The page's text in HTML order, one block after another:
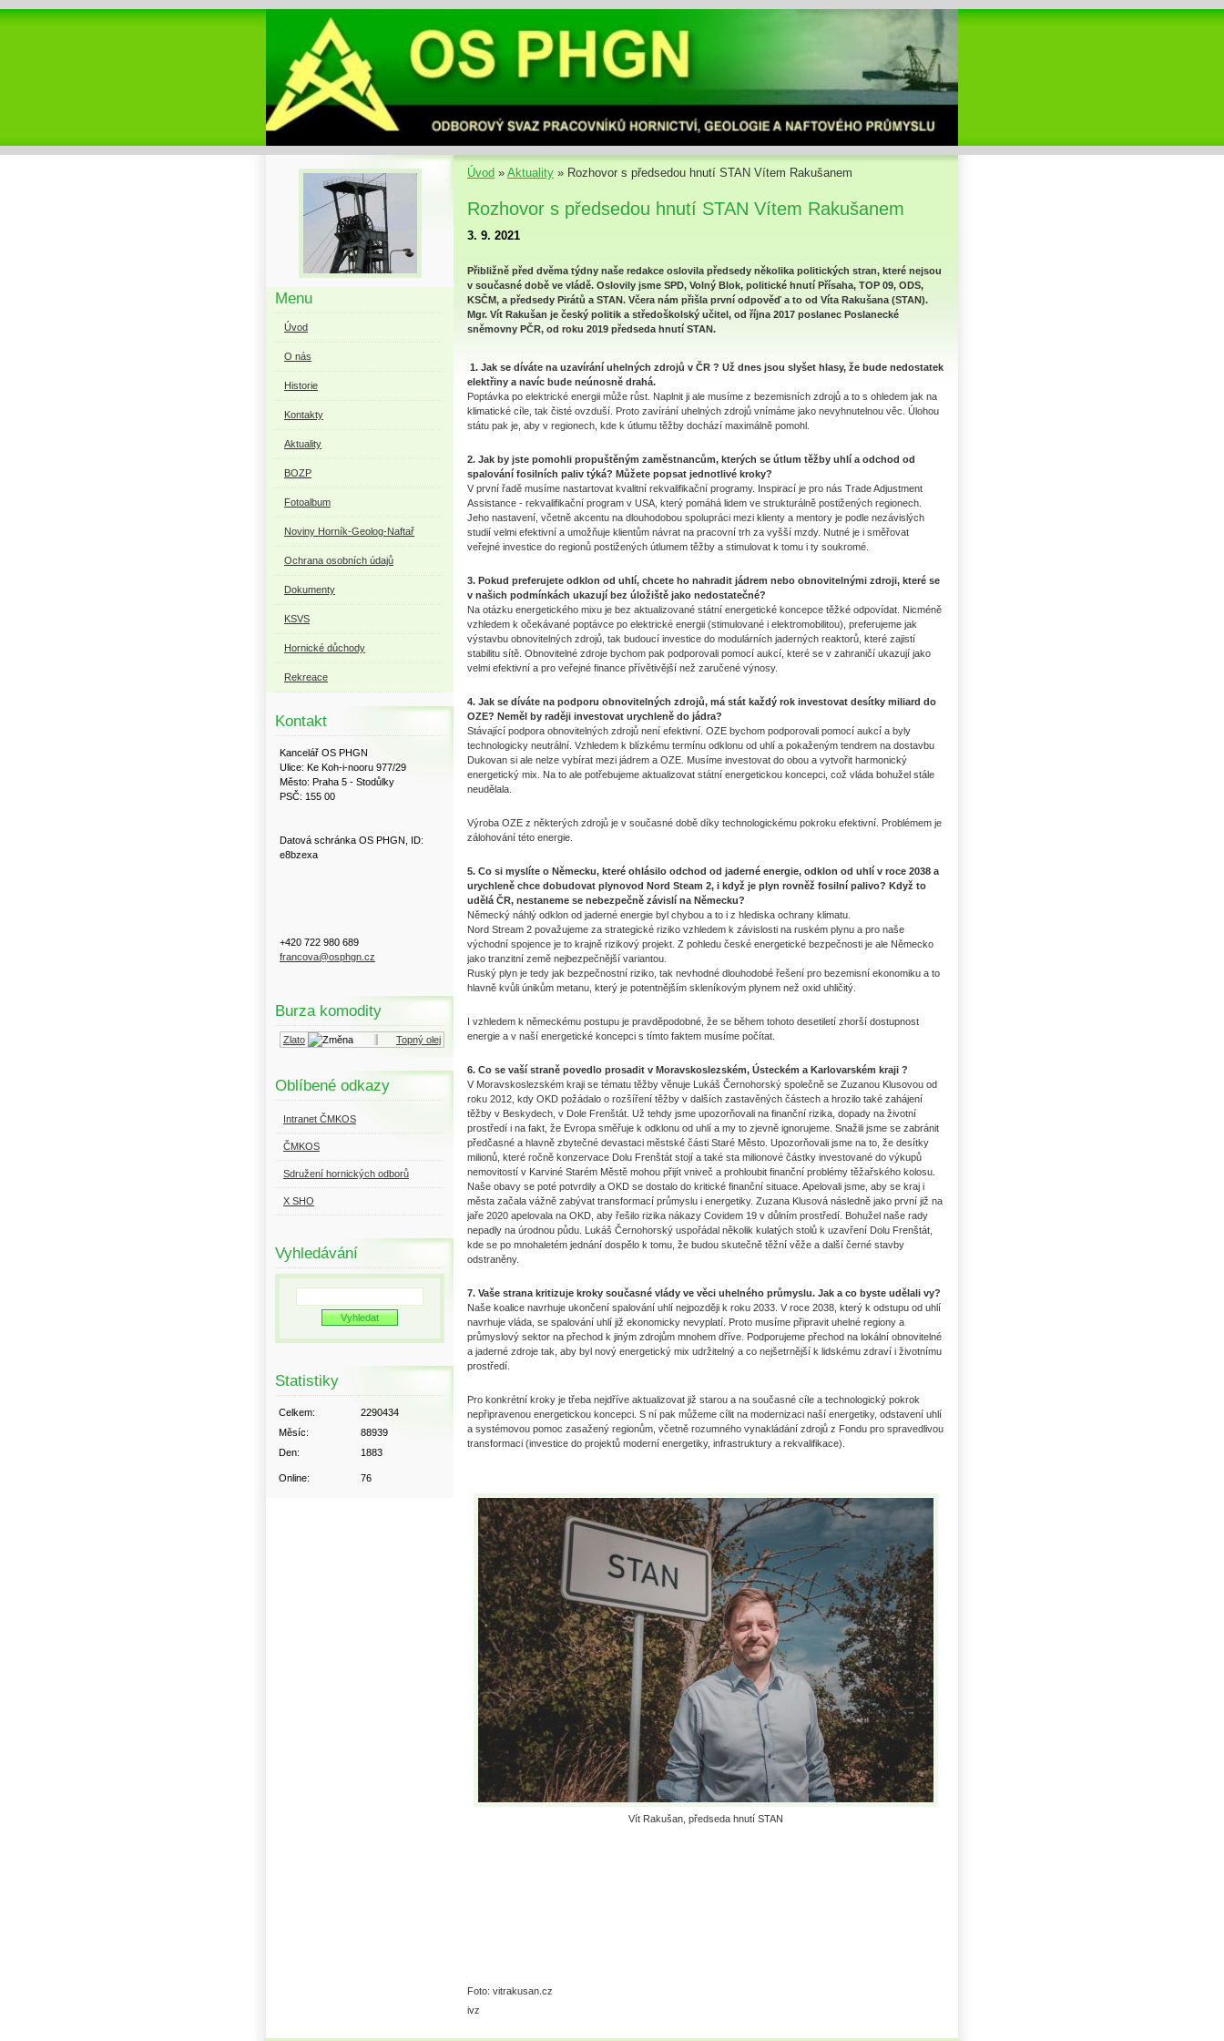
Úvod » Aktuality » Rozhovor s předsedou hnutí STAN Vítem Rakušanem
Rozhovor s předsedou hnutí STAN Vítem Rakušanem
3. 9. 2021
Přibližně před dvěma týdny naše redakce oslovila předsedy několika politických stran, které nejsou
v současné době ve vládě. Oslovily jsme SPD, Volný Blok, politické hnutí Přísaha, TOP 09, ODS,
KSČM, a předsedy Pirátů a STAN. Včera nám přišla první odpověď a to od Víta Rakušana (STAN).
Mgr. Vít Rakušan je český politik a středoškolský učitel, od října 2017 poslanec Poslanecké
sněmovny PČR, od roku 2019 předseda hnutí STAN.
1. Jak se díváte na uzavírání uhelných zdrojů v ČR ? Už dnes jsou slyšet hlasy, že bude nedostatek
elektřiny a navíc bude neúnosně drahá.
Poptávka po elektrické energii může růst. Naplnit ji ale musíme z bezemisních zdrojů a to s ohledem jak na
klimatické cíle, tak čisté ovzduší. Proto zavírání uhelných zdrojů vnímáme jako nevyhnutelnou věc. Úlohou
státu pak je, aby v regionech, kde k útlumu těžby dochází maximálně pomohl.
2. Jak by jste pomohli propuštěným zaměstnancům, kterých se útlum těžby uhlí a odchod od
spalování fosilních paliv týká? Můžete popsat jednotlivé kroky?
V první řadě musíme nastartovat kvalitní rekvalifikační programy. Inspirací je pro nás Trade Adjustment
Assistance - rekvalifikační program v USA, který pomáhá lidem ve strukturálně postižených regionech.
Jeho nastavení, včetně akcentu na dlouhodobou spolupráci mezi klienty a mentory je podle nezávislých
studií velmi efektivní a umožňuje klientům návrat na pracovní trh za vyšší mzdy. Nutné je i směřovat
veřejné investice do regionů postižených útlumem těžby a stimulovat k tomu i ty soukromé.
3. Pokud preferujete odklon od uhlí, chcete ho nahradit jádrem nebo obnovitelnými zdroji, které se
v našich podmínkách ukazují bez úložiště jako nedostatečné?
Na otázku energetického mixu je bez aktualizované státní energetické koncepce těžké odpovídat. Nicméně
vzhledem k očekávané poptávce po elektrické energii (stimulované i elektromobilitou), preferujeme jak
výstavbu obnovitelných zdrojů, tak budoucí investice do modulárních jaderných reaktorů, které zajistí
stabilitu sítě. Obnovitelné zdroje bychom pak podporovali pomocí aukcí, které se v zahraničí ukazují jako
velmi efektivní a pro veřejné finance přívětivější než zaručené výnosy.
4. Jak se díváte na podporu obnovitelných zdrojů, má stát každý rok investovat desítky miliard do
OZE? Neměl by raději investovat urychleně do jádra?
Stávající podpora obnovitelných zdrojů není efektivní. OZE bychom podporovali pomocí aukcí a byly
technologicky neutrální. Vzhledem k blízkému termínu odklonu od uhlí a pokaženým tendrem na dostavbu
Dukovan si ale nelze vybírat mezi jádrem a OZE. Musíme investovat do obou a vytvořit harmonický
energetický mix. Na to ale potřebujeme aktualizovat státní energetickou koncepci, což vláda bohužel stále
neudělala.
Výroba OZE z některých zdrojů je v současné době díky technologickému pokroku efektivní. Problémem je
zálohování této energie.
5. Co si myslíte o Německu, které ohlásilo odchod od jaderné energie, odklon od uhlí v roce 2038 a
urychleně chce dobudovat plynovod Nord Steam 2, i když je plyn rovněž fosilní palivo? Když to
udělá ČR, nestaneme se nebezpečně závislí na Německu?
Německý náhlý odklon od jaderné energie byl chybou a to i z hlediska ochrany klimatu.
Nord Stream 2 považujeme za strategické riziko vzhledem k závislosti na ruském plynu a pro naše
východní spojence je to krajně rizikový projekt. Z pohledu české energetické bezpečnosti je ale Německo
jako tranzitní země nejbezpečnější variantou.
Ruský plyn je tedy jak bezpečnostní riziko, tak nevhodné dlouhodobé řešení pro bezemisní ekonomiku a to
hlavně kvůli únikům metanu, který je potentnějším skleníkovým plynem než oxid uhličitý.
I vzhledem k německému postupu je pravděpodobné, že se během tohoto desetiletí zhorší dostupnost
energie a v naší energetické koncepci s tímto faktem musíme počítat.
6. Co se vaší straně povedlo prosadit v Moravskoslezském, Ústeckém a Karlovarském kraji ?
V Moravskoslezském kraji se tématu těžby věnuje Lukáš Černohorský společně se Zuzanou Klusovou od
roku 2012, kdy OKD požádalo o rozšíření těžby v dalších zastavěných částech a hrozilo také zahájení
těžby v Beskydech, v Dole Frenštát. Už tehdy jsme upozorňovali na finanční rizika, dopady na životní
prostředí i na fakt, že Evropa směřuje k odklonu od uhlí a my to zjevně ignorujeme. Snažili jsme se zabránit
předčasné a hlavně zbytečné devastaci městské části Staré Město. Upozorňovali jsme na to, že desítky
milionů, které ročně konzervace Dolu Frenštát stojí a také sta milionové částky investované do výkupů
nemovitostí v Karviné Starém Městě mohou přijít vniveč a prohloubit finanční problémy těžařského kolosu.
Naše obavy se poté potvrdily a OKD se dostalo do kritické finanční situace. Apelovali jsme, aby se kraj i
města začala vážně zabývat transformací průmyslu i energetiky. Zuzana Klusová následně jako první již na
jaře 2020 apelovala na OKD, aby řešilo rizika nákazy Covidem 19 v důlním prostředí. Bohužel naše rady
nepadly na úrodnou půdu. Lukáš Černohorský uspořádal několik kulatých stolů k uzavření Dolu Frenštát,
kde se po mnohaletém jednání dospělo k tomu, že budou skutečně těžní věže a další černé stavby
odstraněny.
7. Vaše strana kritizuje kroky současné vlády ve věci uhelného průmyslu. Jak a co byste udělali vy?
Naše koalice navrhuje ukončení spalování uhlí nejpozději k roku 2033. V roce 2038, který k odstupu od uhlí
navrhuje vláda, se spalování uhlí již ekonomicky nevyplatí. Proto musíme připravit uhelné regiony a
průmyslový sektor na přechod k jiným zdrojům mnohem dříve. Podporujeme přechod na lokální obnovitelné
a jaderné zdroje tak, aby byl nový energetický mix udržitelný a co nejšetrnější k lidskému zdraví i životnímu
prostředí.
Pro konkrétní kroky je třeba nejdříve aktualizovat již starou a na současné cíle a technologický pokrok
nepřipravenou energetickou koncepci. S ní pak můžeme cílit na modernizaci naší energetiky, odstavení uhlí
a systémovou pomoc zasažený regionům, včetně rozumného vynakládání zdrojů z Fondu pro spravedlivou
transformaci (investice do projektů moderní energetiky, infrastruktury a rekvalifikace).
Vít Rakušan, předseda hnutí STAN
Foto: vitrakusan.cz
ivz
Menu
Úvod
O nás
Historie
Kontakty
Aktuality
BOZP
Fotoalbum
Noviny Horník-Geolog-Naftař
Ochrana osobních údajů
Dokumenty
KSVS
Hornické důchody
Rekreace
Kontakt
Kancelář OS PHGN
Ulice: Ke Koh-i-nooru 977/29
Město: Praha 5 - Stodůlky
PSČ: 155 00
Datová schránka OS PHGN, ID:
e8bzexa
+420 722 980 689
francova@osphgn.cz
Burza komodity
Zlato Topný olej Zemní plyn Motorová nafta
Oblíbené odkazy
Intranet ČMKOS
ČMKOS
Sdružení hornických odborů
X SHO
Vyhledávání
Statistiky
Online: 76
Celkem:
2290434
Měsíc:
88939
Den:
1883